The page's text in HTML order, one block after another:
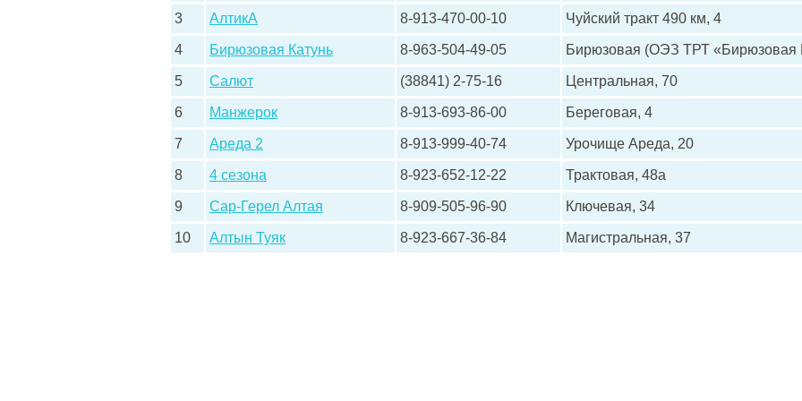
3 АлтикА 8-913-470-00-10 Чуйский тракт 490 км, 4
4 Бирюзовая Катунь 8-963-504-49-05 Бирюзовая (ОЭЗ ТРТ «Бирюзовая
5 Салют (38841) 2-75-16 Центральная, 70
6 Манжерок 8-913-693-86-00 Береговая, 4
7 Ареда 2 8-913-999-40-74 Урочище Ареда, 20
8 4 сезона 8-923-652-12-22 Трактовая, 48а
9 Сар-Герел Алтая 8-909-505-96-90 Ключевая, 34
10 Алтын Туяк 8-923-667-36-84 Магистральная, 37